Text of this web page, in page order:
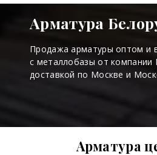
Арматура
Продажа арматуры оптом и
с металлобазы от
доставкой по Москве и
Арматура